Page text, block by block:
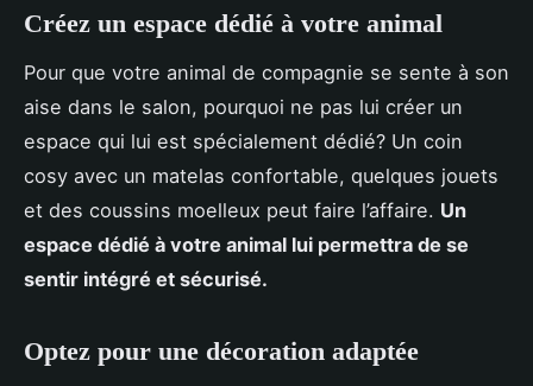
Créez un espace dédié à votre animal
Pour que votre animal de compagnie se sente à son
aise dans le salon, pourquoi ne pas lui créer un
espace qui lui est spécialement dédié? Un coin
cosy avec un matelas confortable, quelques jouets
et des coussins moelleux peut faire l’affaire. Un
espace dédié à votre animal lui permettra de se
sentir intégré et sécurisé.
Optez pour une décoration adaptée